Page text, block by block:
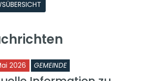
2026 GEMEINDE